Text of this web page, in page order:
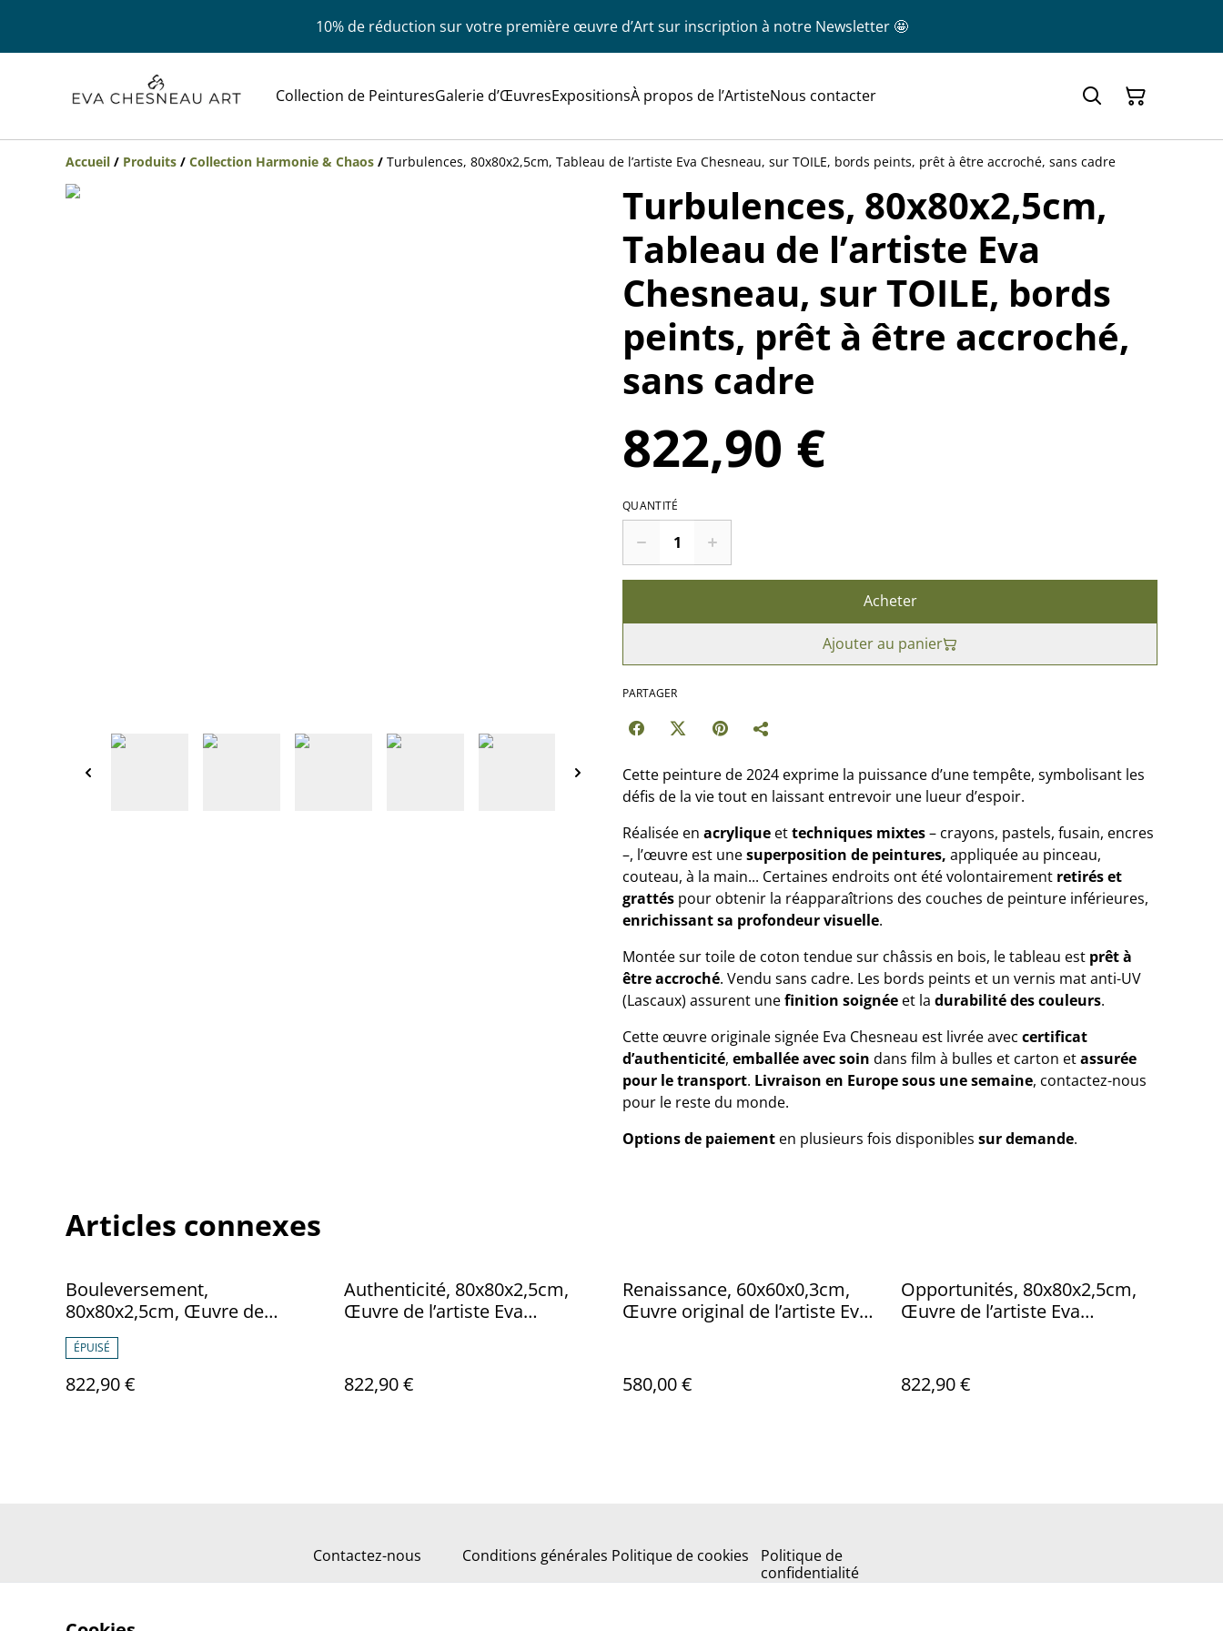
10% de réduction sur votre première œuvre d’Art sur inscription à notre Newsletter 🤩
Collection de PeinturesGalerie d’ŒuvresExpositionsÀ propos de l’ArtisteNous contacter
Accueil / Produits / Collection Harmonie & Chaos / Turbulences, 80x80x2,5cm, Tableau de l’artiste Eva Chesneau, sur TOILE, bords peints, prêt à être accroché, sans cadre
Turbulences, 80x80x2,5cm,
Tableau de l’artiste Eva
Chesneau, sur TOILE, bords
peints, prêt à être accroché,
sans cadre
822,90 €
QUANTITÉ
Acheter
Ajouter au panier
PARTAGER
Cette peinture de 2024 exprime la puissance d’une tempête, symbolisant les
défis de la vie tout en laissant entrevoir une lueur d’espoir.
Réalisée en acrylique ettechniques mixtes– crayons, pastels, fusain, encres
–, l’œuvre est unesuperposition de peintures, appliquée au pinceau,
couteau, à la main... Certaines endroits ont été volontairement retirés et
grattés pour obtenir la réapparaîtrions des couches de peinture inférieures,
enrichissant sa profondeur visuelle.
Montée sur toile de coton tendue sur châssis en bois, le tableau est prêt à
être accroché. Vendu sans cadre. Les bords peints et un vernis mat anti-UV
(Lascaux) assurent unefinition soignée et la durabilité des couleurs.
Cette œuvre originale signée Eva Chesneau est livrée avec certificat
d’authenticité, emballée avec soin dans film à bulles et carton etassurée
pour le transport. Livraison en Europe sous une semaine, contactez-nous
pour le reste du monde.
Options de paiement en plusieurs fois disponibles sur demande.
Articles connexes
Bouleversement,
80x80x2,5cm, Œuvre de
l’artiste Eva Chesneau, sur
TOILE, bords peints, prêt à
être accroché, sans cadre
ÉPUISÉ
822,90 €
Authenticité, 80x80x2,5cm,
Œuvre de l’artiste Eva
sans cadre
822,90 €
Renaissance, 60x60x0,3cm,
Œuvre original de l’artiste Eva
580,00 €
Opportunités, 80x80x2,5cm,
Œuvre de l’artiste Eva
sans cadre
822,90 €
Contactez-nous Conditions générales Politique de cookies
Politique de
confidentialité